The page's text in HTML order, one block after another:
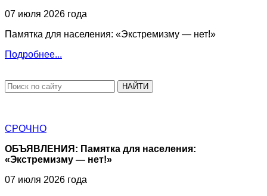
07 июля 2026 года
Памятка для населения: «Экстремизму — нет!»
Подробнее...
НАЙТИ
СРОЧНО
ОБЪЯВЛЕНИЯ: Памятка для населения:
«Экстремизму — нет!»
07 июля 2026 года